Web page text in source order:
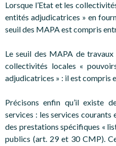
Lorsque l’Etat et les
entités adjudicatrices » en
seuil des MAPA est compris
Le seuil des MAPA de
collectivités locales «
adjudicatrices » : il est compris
Précisons enfin qu’il existe
services : les services
des prestations spécifiques «
publics (art. 29 et 30 CMP).